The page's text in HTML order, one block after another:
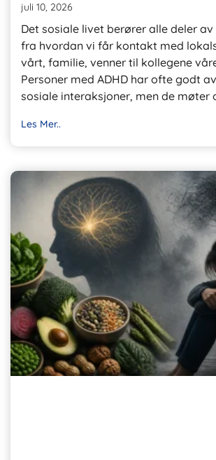
juli 10, 2026
Det sosiale livet berører alle deler
fra hvordan vi får kontakt med
vårt, familie, venner til kollegene
Personer med ADHD har ofte godt
sosiale interaksjoner, men de møter
Les Mer..